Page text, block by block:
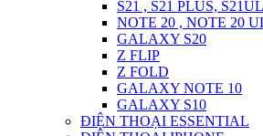
S21 , S21 PLUS,
NOTE 20 , NOTE 20
GALAXY S20
Z FLIP
Z FOLD
GALAXY NOTE 10
GALAXY S10
ĐIỆN THOẠI ESSENTIAL